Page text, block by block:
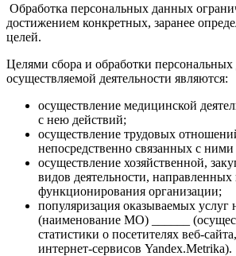
Обработка персональных данных
достижением конкретных, заранее
целей.
Целями сбора и обработки
осуществляемой деятельности являются:
осуществление медицинской
с нею действий;
осуществление трудовых
непосредственно связанных с
осуществление хозяйственной,
видов деятельности, направленных
функционирования организации;
популяризация оказываемых услуг
(наименование МО) ______
статистики о посетителях веб-
интернет-сервисов Yandex.Metrika).